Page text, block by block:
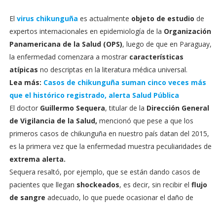
El virus chikunguña es actualmente objeto de estudio de
expertos internacionales en epidemiología de la Organización
Panamericana de la Salud (OPS), luego de que en Paraguay,
la enfermedad comenzara a mostrar características
atípicas no descriptas en la literatura médica universal.
Lea más: Casos de chikunguña suman cinco veces más
que el histórico registrado, alerta Salud Pública
El doctor Guillermo Sequera, titular de la Dirección General
de Vigilancia de la Salud, mencionó que pese a que los
primeros casos de chikunguña en nuestro país datan del 2015,
es la primera vez que la enfermedad muestra peculiaridades de
extrema alerta.
Sequera resaltó, por ejemplo, que se están dando casos de
pacientes que llegan shockeados, es decir, sin recibir el flujo
de sangre adecuado, lo que puede ocasionar el daño de